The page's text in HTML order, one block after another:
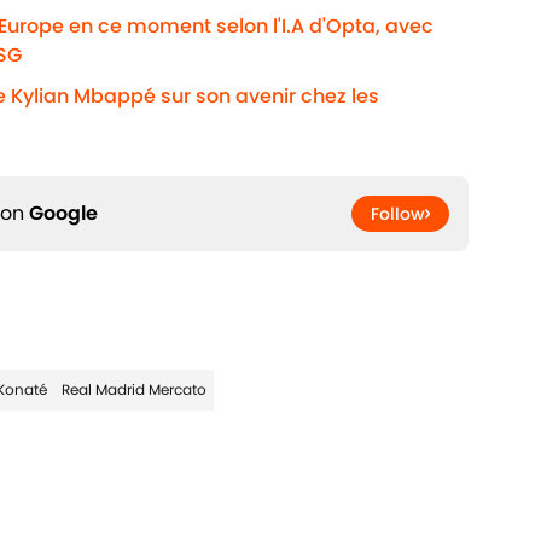
en ce moment selon l'I.A d'Opta, avec
Mbappé sur son avenir chez les
Google Follow
Real Madrid Mercato